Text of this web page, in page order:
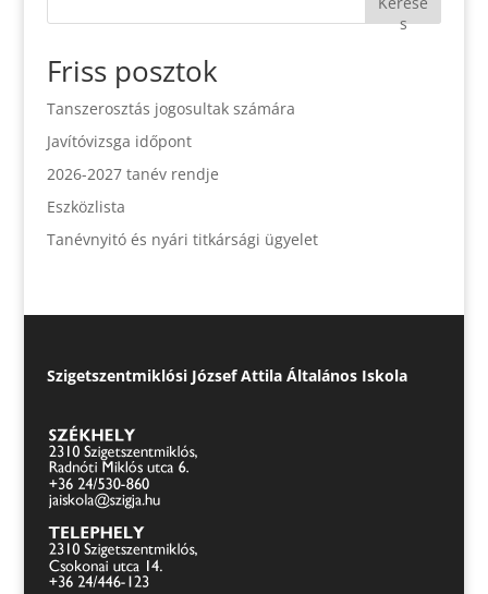
s
Friss posztok
Tanszerosztás jogosultak számára
Javítóvizsga időpont
2026-2027 tanév rendje
Eszközlista
Tanévnyitó és nyári titkársági ügyelet
Szigetszentmiklósi József Attila Általános Iskola